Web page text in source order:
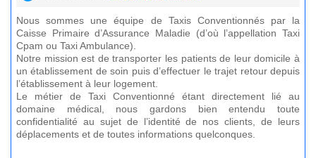
Nous sommes une équipe de Taxis Conventionnés par la
Caisse Primaire d’Assurance Maladie (d’où l’appellation Taxi
Cpam ou Taxi Ambulance).
Notre mission est de transporter les patients de leur domicile à
un établissement de soin puis d’effectuer le trajet retour depuis
l’établissement à leur logement.
Le métier de Taxi Conventionné étant directement lié au
domaine médical, nous gardons bien entendu toute
confidentialité au sujet de l’identité de nos clients, de leurs
déplacements et de toutes informations quelconques.